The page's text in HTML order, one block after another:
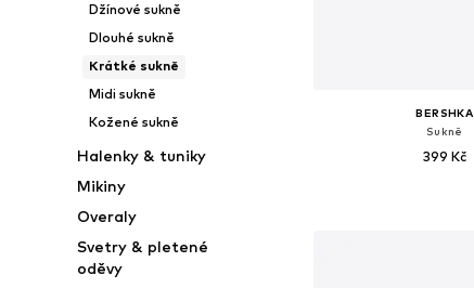
Džínové sukně
Dlouhé sukně
Krátké sukně
Midi sukně
Kožené sukně
Halenky & tuniky
Mikiny
Overaly
Svetry & pletené
oděvy
BERSHKA
Sukně
399 Kč